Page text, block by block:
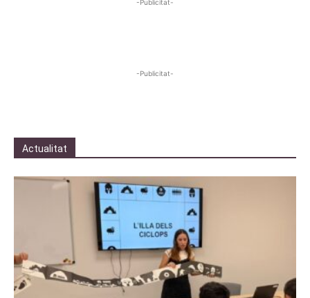
-Publicitat-
-Publicitat-
Actualitat